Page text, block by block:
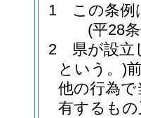
1
この条例
(平28
2
県が設立
という。)
他の行為
有するも